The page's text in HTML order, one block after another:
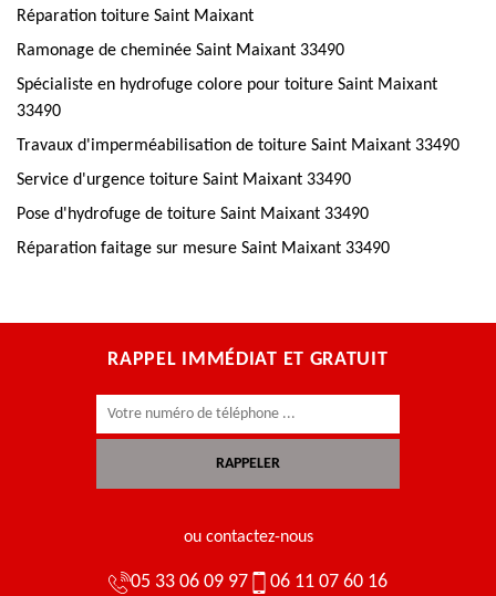
Réparation toiture Saint Maixant
Ramonage de cheminée Saint Maixant 33490
Spécialiste en hydrofuge colore pour toiture Saint Maixant
33490
Travaux d'imperméabilisation de toiture Saint Maixant 33490
Service d'urgence toiture Saint Maixant 33490
Pose d'hydrofuge de toiture Saint Maixant 33490
Réparation faitage sur mesure Saint Maixant 33490
RAPPEL IMMÉDIAT ET GRATUIT
ou contactez-nous
05 33 06 09 97 06 11 07 60 16